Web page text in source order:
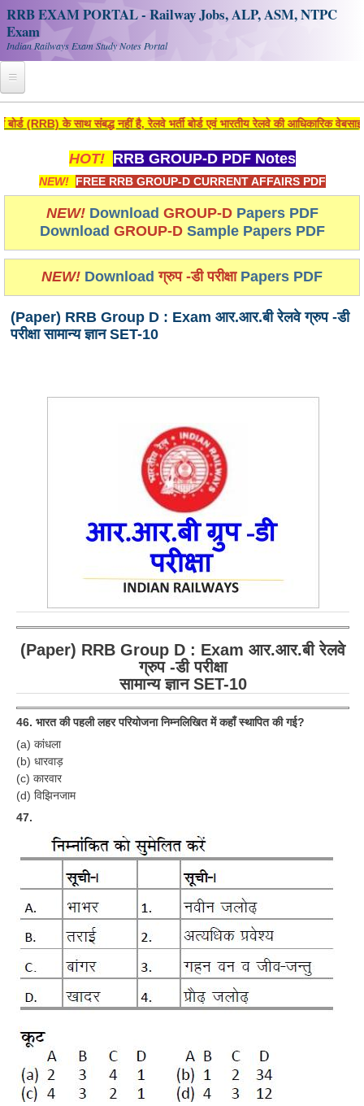
RRB EXAM PORTAL - Railway Jobs, ALP, ASM, NTPC
Exam
Indian Railways Exam Study Notes Portal
Register
Railway JOBS
RRB Apply Online
RRB Official Helpline
RRB Portal - हिन्दी
Study Notes
RRB Group-D Exam Study Kit
RRB लोको पायलट Study Kit
रेलवे भर्ती बोर्ड NTPC अध्ययन सामग्री
PARAMEDICAL CBT Study Notes
RRB RPF Constable STUDY NOTES
E-Books
ALP Exam Papers PDF
RRB ALP PSYCHO PDF
RRB NTPC Papers PDF
RRB J.E. Solved Papers
RRB Group-D Sample Papers
RRB GK Test Papers PDF
RRB EXAM : ENGLISH
RRB Current Affairs PDF
RRB ALP
Loco Pilot Papers PDF
ALP Study Notes
ALP Study Notes (हिन्दी HINDI)
ALP Exam Syllabus
ALP Model Questions
के साथ संबद्ध नहीं है, रेलवे भर्ती बोर्ड एवं भारतीय रेलवे की आधिकारिक वेबसाइट पर
HOT! RRB GROUP-D PDF Notes
NEW! FREE RRB GROUP-D CURRENT AFFAIRS PDF
NEW! Download GROUP-DPapers PDF
Download GROUP-DSample Papers PDF
NEW! Downloadग्रुप -डी परीक्षाPapers PDF
(Paper) RRB Group D : Exam आर.आर.बी रेलवे ग्रुप -डी
परीक्षा सामान्य ज्ञान SET-10
(Paper) RRB Group D : Exam आर.आर.बी रेलवे
ग्रुप -डी परीक्षा
सामान्य ज्ञान SET-10
46. भारत की पहली लहर परियोजना निम्नलिखित में कहाँ स्थापित की गई?
(a) कांधला
(b) धारवाड़
(c) कारवार
(d) विझिनजाम
47.